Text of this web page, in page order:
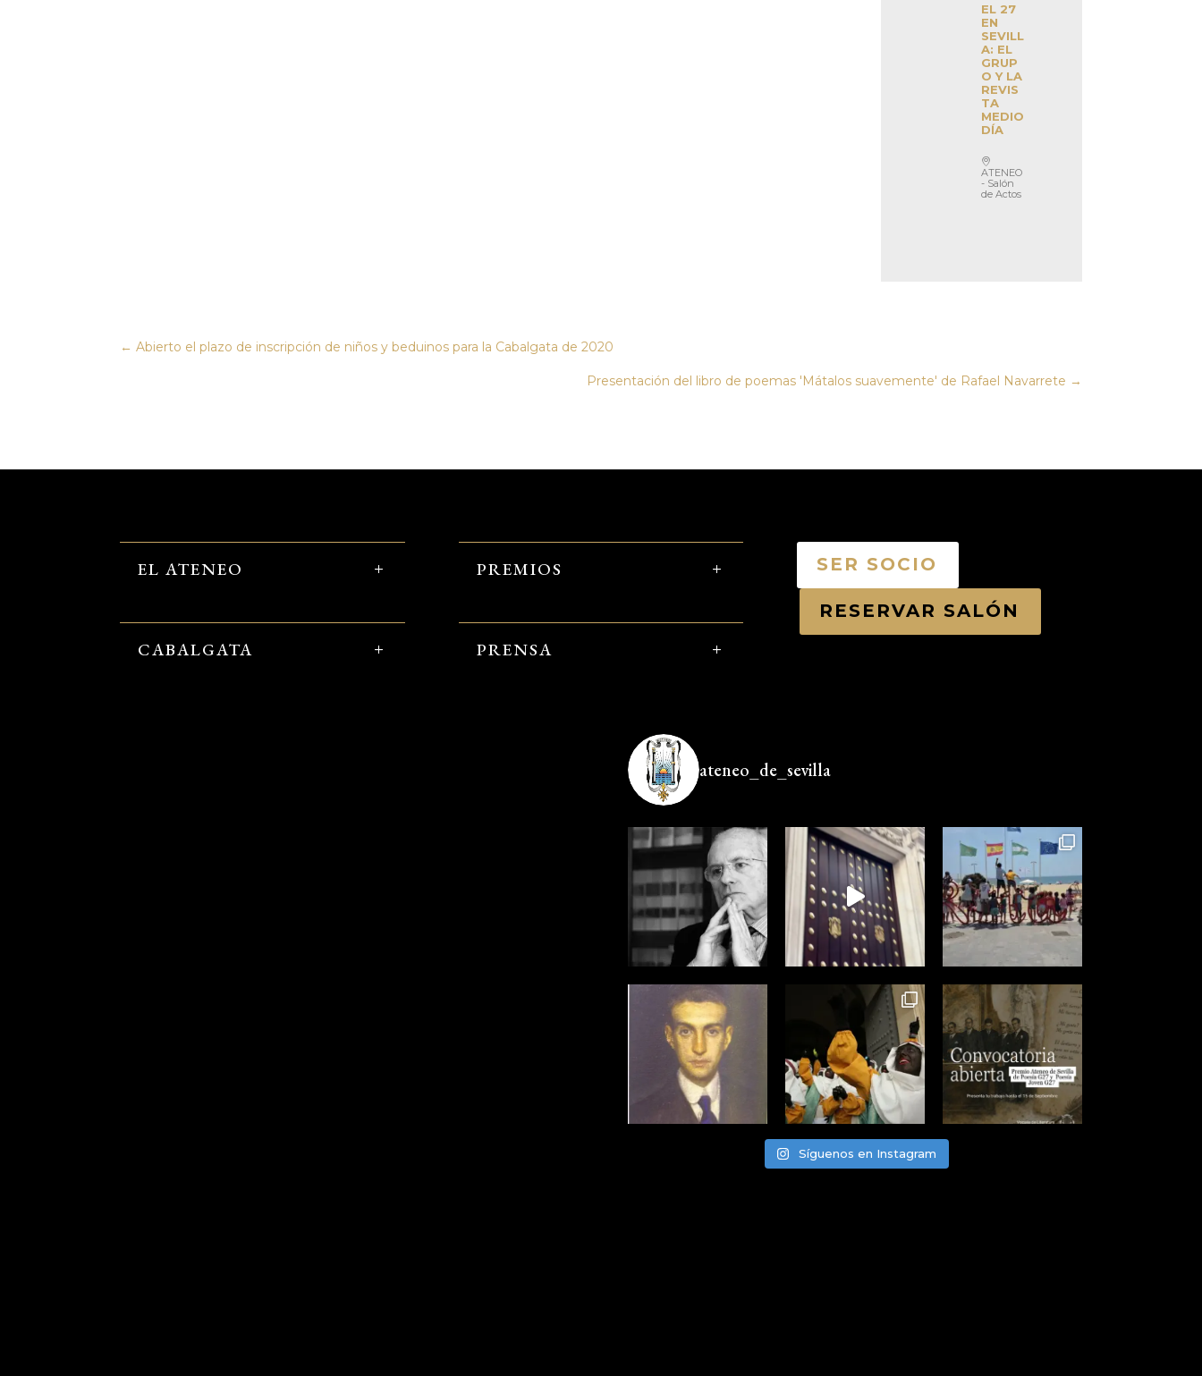
EL 27
EN
SEVILL
A: EL
GRUP
O Y LA
REVIS
TA
MEDIO
DÍA
ATENEO
- Salón
de Actos
←Abierto el plazo de inscripción de niños y beduinos para la Cabalgata de 2020
Presentación del libro de poemas 'Mátalos suavemente' de Rafael Navarrete →
EL ATENEO
CABALGATA
PREMIOS
PRENSA
SER SOCIO
RESERVAR SALÓN
ateneo_de_sevilla
Síguenos en Instagram